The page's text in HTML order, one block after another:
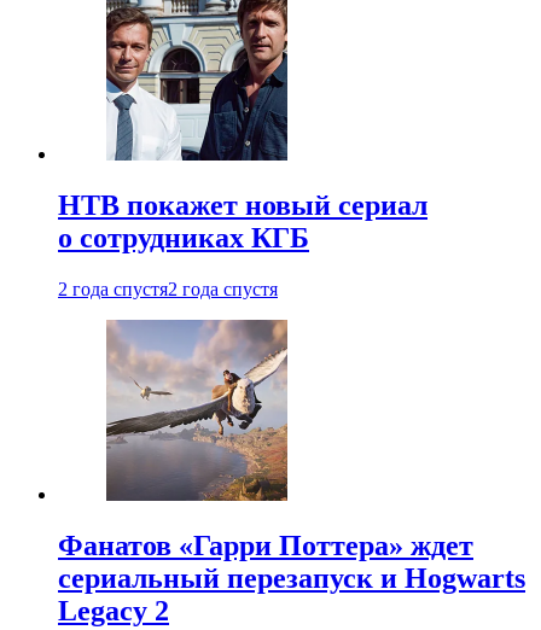
НТВ покажет новый сериал
о сотрудниках КГБ
2 года спустя2 года спустя
Фанатов «Гарри Поттера» ждет
сериальный перезапуск и Hogwarts
Legacy 2